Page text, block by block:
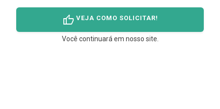
thumb_up VEJA COMO SOLICITAR!
Você continuará em nosso site.